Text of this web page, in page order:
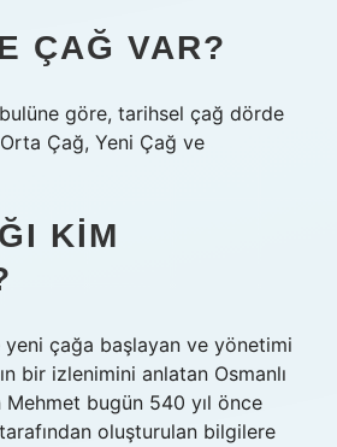
ÇAĞ VAR?
göre, tarihsel çağ dörde
Orta Çağ, Yeni Çağ ve
KIM
yeni çağa başlayan ve yönetimi
bir izlenimini anlatan Osmanlı
Mehmet bugün 540 yıl önce
oluşturulan bilgilere